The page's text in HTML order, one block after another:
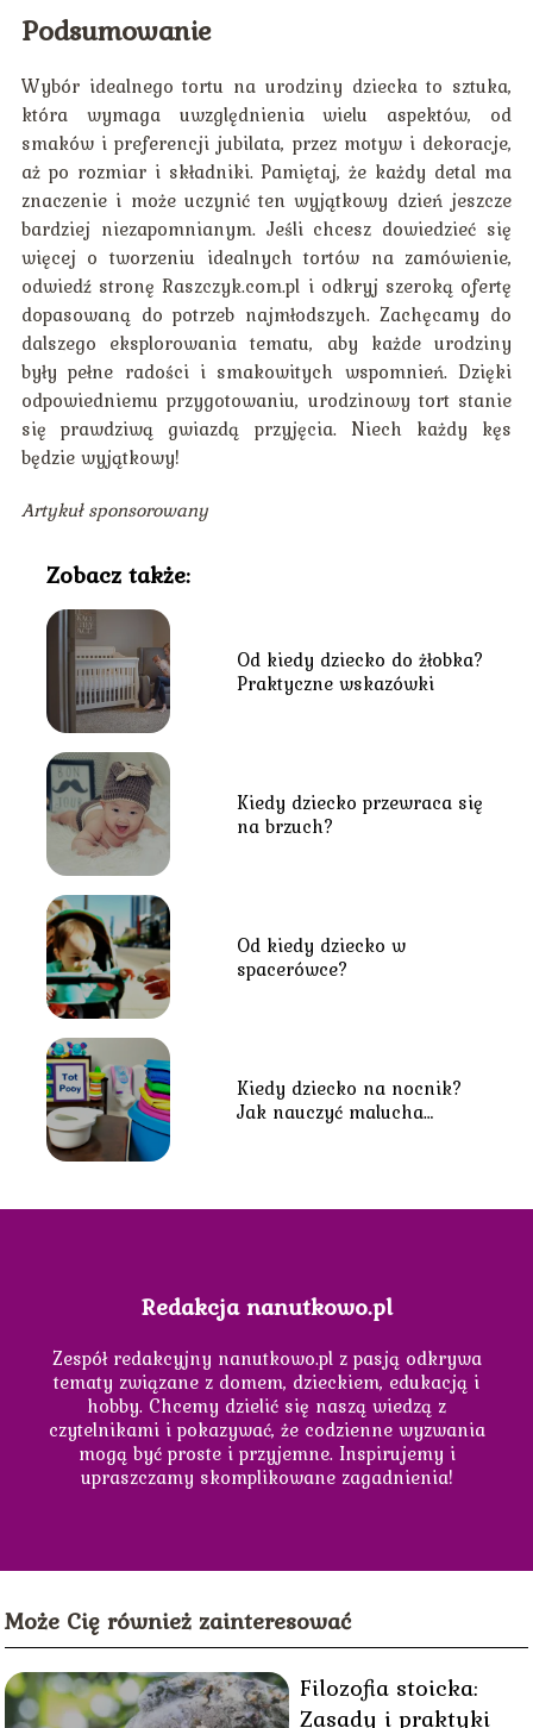
Podsumowanie
Wybór idealnego tortu na urodziny dziecka to sztuka,
która wymaga uwzględnienia wielu aspektów, od
smaków i preferencji jubilata, przez motyw i dekoracje,
aż po rozmiar i składniki. Pamiętaj, że każdy detal ma
znaczenie i może uczynić ten wyjątkowy dzień jeszcze
bardziej niezapomnianym. Jeśli chcesz dowiedzieć się
więcej o tworzeniu idealnych tortów na zamówienie,
odwiedź stronę Raszczyk.com.pl i odkryj szeroką ofertę
dopasowaną do potrzeb najmłodszych. Zachęcamy do
dalszego eksplorowania tematu, aby każde urodziny
były pełne radości i smakowitych wspomnień. Dzięki
odpowiedniemu przygotowaniu, urodzinowy tort stanie
się prawdziwą gwiazdą przyjęcia. Niech każdy kęs
będzie wyjątkowy!
Artykuł sponsorowany
Zobacz także:
Od kiedy dziecko do żłobka?
Praktyczne wskazówki
Kiedy dziecko przewraca się
na brzuch?
Od kiedy dziecko w
spacerówce?
Kiedy dziecko na nocnik?
Jak nauczyć malucha
Redakcja nanutkowo.pl
Zespół redakcyjny nanutkowo.pl z pasją odkrywa
tematy związane z domem, dzieckiem, edukacją i
hobby. Chcemy dzielić się naszą wiedzą z
czytelnikami i pokazywać, że codzienne wyzwania
mogą być proste i przyjemne. Inspirujemy i
upraszczamy skomplikowane zagadnienia!
Może Cię również zainteresować
Filozofia stoicka:
Zasady i praktyki